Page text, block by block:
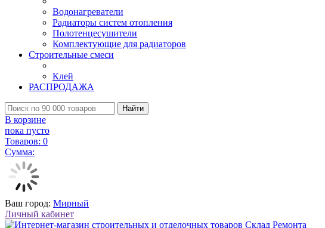
Водонагреватели
Радиаторы систем отопления
Полотенцесушители
Комплектующие для радиаторов
Строительные смеси
Клей
РАСПРОДАЖА
Найти
В корзине
пока пусто
Товаров: 0
Сумма:
Ваш город: Мирный
Личный кабинет